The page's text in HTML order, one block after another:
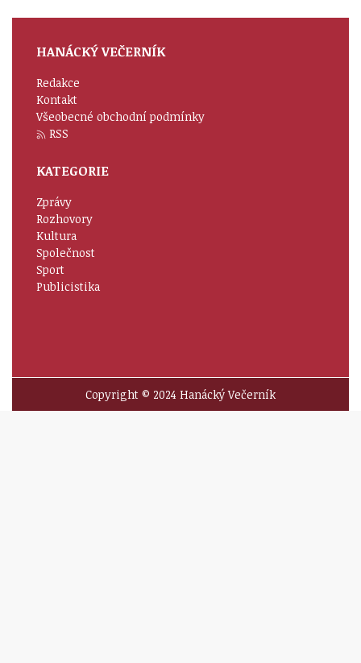
HANÁCKÝ VEČERNÍK
Redakce
Kontakt
Všeobecné obchodní podmínky
RSS
KATEGORIE
Zprávy
Rozhovory
Kultura
Společnost
Sport
Publicistika
Copyright © 2024 Hanácký Večerník